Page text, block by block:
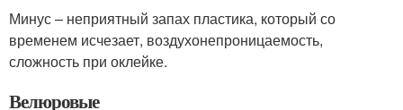
Минус – неприятный запах пластика, который со
временем исчезает, воздухонепроницаемость,
сложность при оклейке.
Велюровые